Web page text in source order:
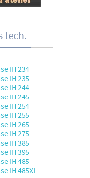
tech.
IH 234
IH 235
IH 244
IH 245
IH 254
IH 255
IH 265
IH 275
IH 385
IH 395
IH 485
IH 485XL